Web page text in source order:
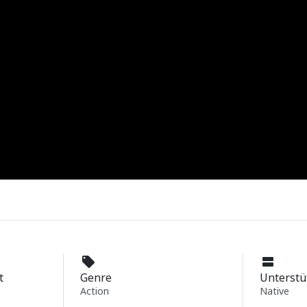
Genre
Action Native